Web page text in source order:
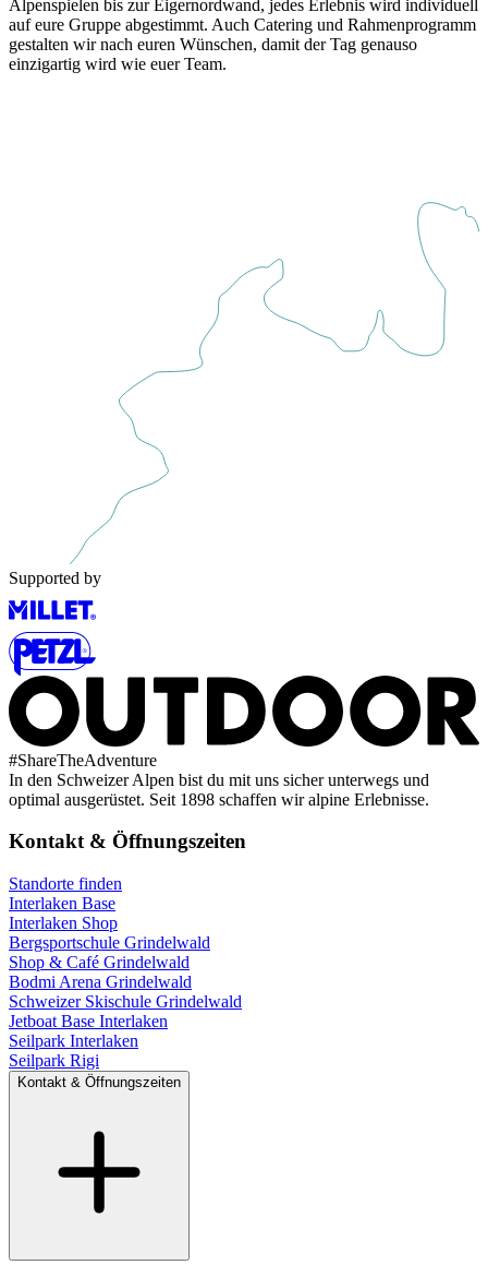
Alpenspielen bis zur Eigernordwand, jedes Erlebnis wird individuell
auf eure Gruppe abgestimmt. Auch Catering und Rahmenprogramm
gestalten wir nach euren Wünschen, damit der Tag genauso
einzigartig wird wie euer Team.
Supported by
#ShareTheAdventure
In den Schweizer Alpen bist du mit uns sicher unterwegs und
optimal ausgerüstet. Seit 1898 schaffen wir alpine Erlebnisse.
Kontakt & Öffnungszeiten
Standorte finden
Interlaken Base
Interlaken Shop
Bergsportschule Grindelwald
Shop & Café Grindelwald
Bodmi Arena Grindelwald
Schweizer Skischule Grindelwald
Jetboat Base Interlaken
Seilpark Interlaken
Seilpark Rigi
Kontakt & Öffnungszeiten